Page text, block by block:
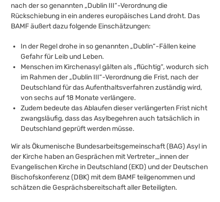
nach der so genannten „Dublin III“-Verordnung die
Rückschiebung in ein anderes europäisches Land droht. Das
BAMF äußert dazu folgende Einschätzungen:
In der Regel drohe in so genannten „Dublin“-Fällen keine
Gefahr für Leib und Leben.
Menschen im Kirchenasyl gälten als „flüchtig“, wodurch sich
im Rahmen der „Dublin III“-Verordnung die Frist, nach der
Deutschland für das Aufenthaltsverfahren zuständig wird,
von sechs auf 18 Monate verlängere.
Zudem bedeute das Ablaufen dieser verlängerten Frist nicht
zwangsläufig, dass das Asylbegehren auch tatsächlich in
Deutschland geprüft werden müsse.
Wir als Ökumenische Bundesarbeitsgemeinschaft (BAG) Asyl in
der Kirche haben an Gesprächen mit Vertreter_innen der
Evangelischen Kirche in Deutschland (EKD) und der Deutschen
Bischofskonferenz (DBK) mit dem BAMF teilgenommen und
schätzen die Gesprächsbereitschaft aller Beteiligten.